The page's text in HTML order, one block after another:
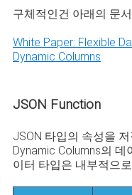
구체적인건 아래의 문
White Paper: Flexible
Dynamic Columns
JSON Function
JSON 타입의 속성을
Dynamic Columns의 데
이터 타입은 내부적으로